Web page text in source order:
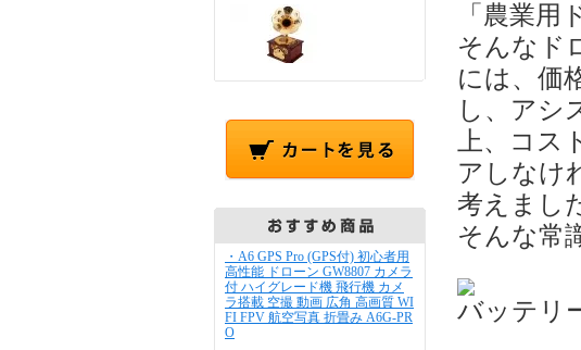
・A6 GPS Pro (GPS付) 初心者用
高性能 ドローン GW8807 カメラ
付 ハイグレード機 飛行機 カメ
ラ搭載 空撮 動画 広角 高画質 WI
FI FPV 航空写真 折畳み A6G-PR
O
「農業用
そんなド
には、価
し、アシ
上、コ
アしなけ
考えまし
そんな常
バッテリ